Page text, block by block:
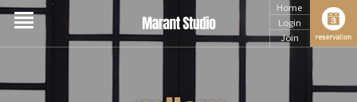
Home
Login
Join